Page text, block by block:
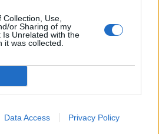
Use,
or Sharing of my
Is Unrelated with the
it was collected.
Data Access Privacy Policy